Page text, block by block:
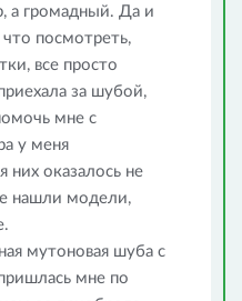
а громадный. Да и
посмотреть,
все просто
за шубой,
мне с
у меня
них оказалось не
нашли модели,
мутоновая шуба с
мне по